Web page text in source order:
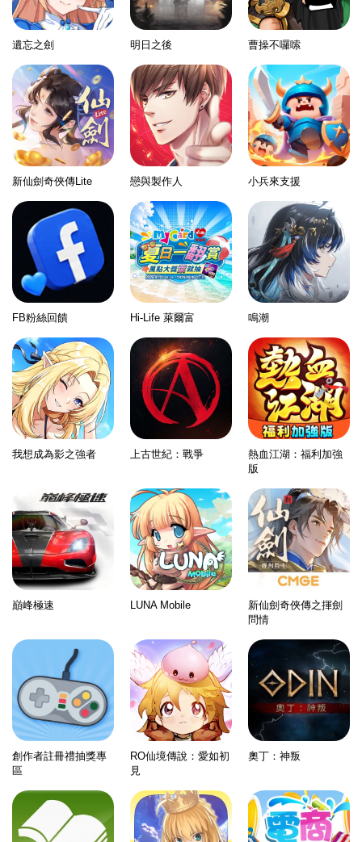
遺忘之劍 明日之後 曹操不囉嗦
新仙劍奇俠傳Lite 戀與製作人 小兵來支援
FB粉絲回饋 Hi-Life 萊爾富 鳴潮
我想成為影之強者 上古世紀：戰爭
熱血江湖：福利加強
版
巔峰極速 LUNA Mobile
新仙劍奇俠傳之揮劍
問情
創作者註冊禮抽獎專
區
RO仙境傳說：愛如初
見
奧丁：神叛